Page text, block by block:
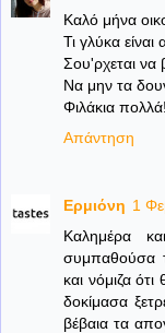
Καλό μήνα
Τι γλύκα
Σου'ρχεται να
Να μην τα
Φιλάκια πολλά!
Απάντηση
Ερμιόνη 1
Καλημέρα
συμπαθούσα
και νόμιζα
δοκίμασα
βέβαια τα